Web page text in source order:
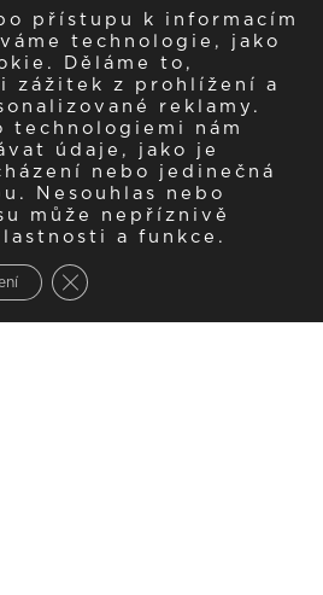
přístupu k informacím
technologie, jako
Děláme to,
zážitek z prohlížení a
reklamy.
technologiemi nám
údaje, jako je
nebo jedinečná
Nesouhlas nebo
může nepříznivě
a funkce.
Zavřít cookie lištu GDPR